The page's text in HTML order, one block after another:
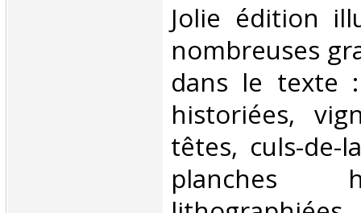
‎Jolie édition
nombreuses
dans le texte
historiées,
têtes, culs-de-
planches